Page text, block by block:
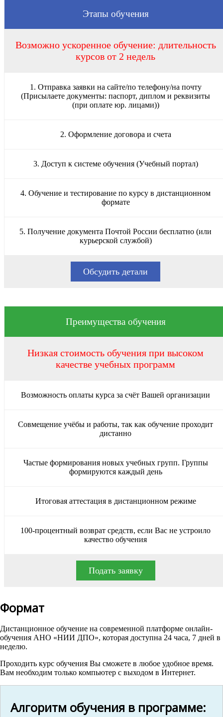
Этапы обучения
Возможно ускоренное обучение: длительность
курсов от 2 недель
1. Отправка заявки на сайте/по телефону/на почту
(Присылаете документы: паспорт, диплом и реквизиты
(при оплате юр. лицами))
2. Оформление договора и счета
3. Доступ к системе обучения (Учебный портал)
4. Обучение и тестирование по курсу в дистанционном
формате
5. Получение документа Почтой России бесплатно (или
курьерской службой)
Обсудить детали
Преимущества обучения
Низкая стоимость обучения при высоком
качестве учебных программ
Возможность оплаты курса за счёт Вашей организации
Совмещение учёбы и работы, так как обучение проходит
дистанно
Частые формирования новых учебных групп. Группы
формируются каждый день
Итоговая аттестация в дистанционном режиме
100-процентный возврат средств, если Вас не устроило
качество обучения
Подать заявку
Формат
Дистанционное обучение на современной платформе онлайн-
обучения АНО «НИИ ДПО», которая доступна 24 часа, 7 дней в
неделю.
Проходить курс обучения Вы сможете в любое удобное время.
Вам необходим только компьютер с выходом в Интернет.
Алгоритм обучения в программе: